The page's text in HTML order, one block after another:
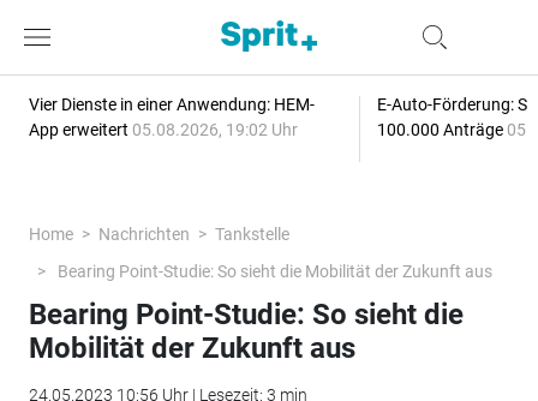
Vier Dienste in einer Anwendung: HEM-
App erweitert 05.08.2026, 19:02 Uhr
E-Auto-Förderung:
100.000 Anträge
Home Nachrichten
Tankstelle
Bearing Point-Studie: So sieht die Mobilität der Zukunft aus
Bearing Point-Studie: So sieht die
Mobilität der Zukunft aus
24.05.2023 10:56 Uhr | Lesezeit: 3 min